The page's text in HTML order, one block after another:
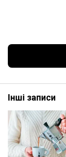
Інші записи